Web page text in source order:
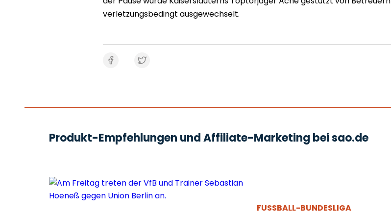
verletzungsbedingt ausgewechselt.
Produkt-Empfehlungen und Affiliate-Marketing bei sao.de
FUSSBALL-BUNDESLIGA